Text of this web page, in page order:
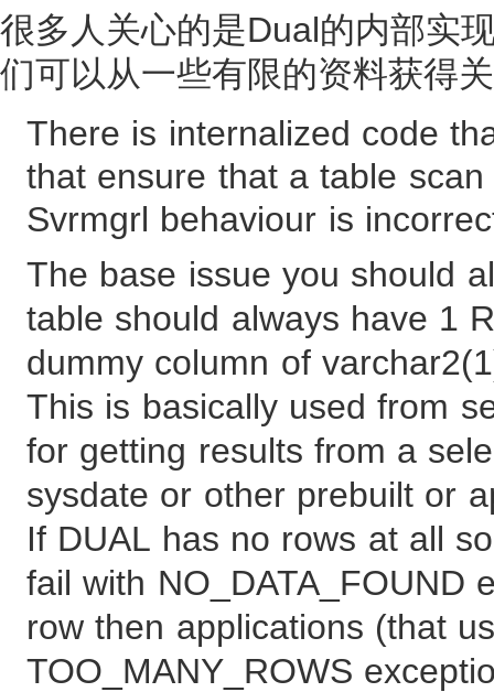
很多人关心的是Dual的内部实
们可以从一些有限的资料获得
There is internalized code
that ensure that a table
Svrmgrl behaviour is
The base issue you should
table should always have 1
dummy column of
This is basically used from
for getting results from a
sysdate or other prebuilt or
If DUAL has no rows at all
fail with NO_DATA_FOUND
row then applications (that
TOO_MANY_ROWS